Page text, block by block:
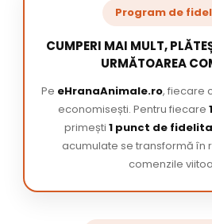
Program de
CUMPERI MAI MULT,
URMĂTOAREA
Pe eHranaAnimale.ro, fiecare
economisești. Pentru fiecare
primești 1 punct de
acumulate se transformă în
comenzile